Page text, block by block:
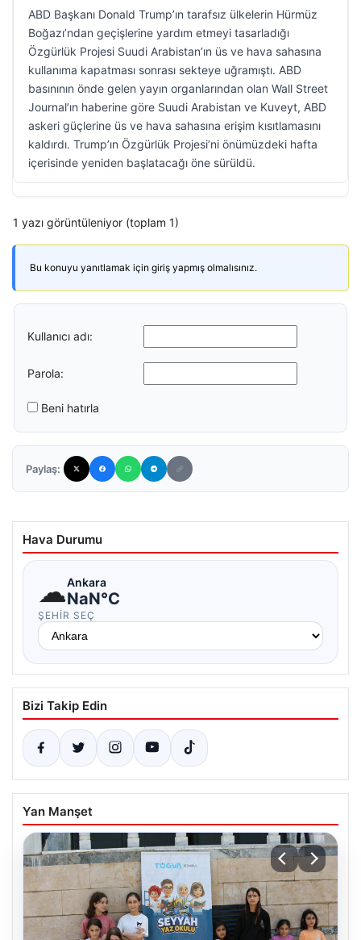
ABD Başkanı Donald Trump’ın tarafsız ülkelerin Hürmüz
Boğazı’ndan geçişlerine yardım etmeyi tasarladığı
Özgürlük Projesi Suudi Arabistan’ın üs ve hava sahasına
kullanıma kapatması sonrası sekteye uğramıştı. ABD
basınının önde gelen yayın organlarından olan Wall Street
Journal’ın haberine göre Suudi Arabistan ve Kuveyt, ABD
askeri güçlerine üs ve hava sahasına erişim kısıtlamasını
kaldırdı. Trump’ın Özgürlük Projesi’ni önümüzdeki hafta
içerisinde yeniden başlatacağı öne sürüldü.
1 yazı görüntüleniyor (toplam 1)
Bu konuyu yanıtlamak için giriş yapmış olmalısınız.
Kullanıcı adı:
Parola:
Beni hatırla
Paylaş:
Hava Durumu
☁Ankara
NaN°C
ŞEHIR SEÇ
Bizi Takip Edin
Yan Manşet